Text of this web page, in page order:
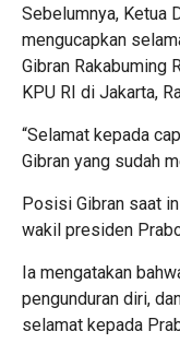
Sebelumnya, Ketua
mengucapkan
Gibran Rakabuming
KPU RI di Jakarta,
“Selamat kepada
Gibran yang sudah
Posisi Gibran saat
wakil presiden
Ia mengatakan
pengunduran diri,
selamat kepada